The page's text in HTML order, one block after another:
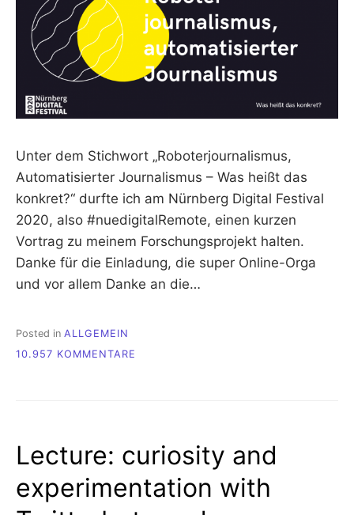
Unter dem Stichwort „Roboterjournalismus,
Automatisierter Journalismus – Was heißt das
konkret?“ durfte ich am Nürnberg Digital Festival
2020, also #nuedigitalRemote, einen kurzen
Vortrag zu meinem Forschungsprojekt halten.
Danke für die Einladung, die super Online-Orga
und vor allem Danke an die…
Posted in ALLGEMEIN
10.957 KOMMENTARE
Lecture: curiosity and
experimentation with